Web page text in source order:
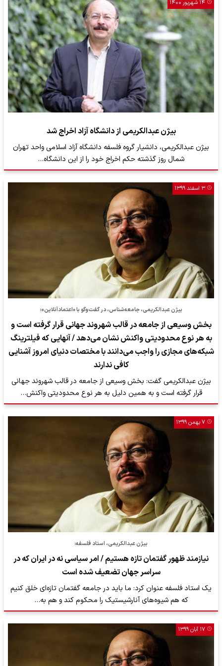
۱۴ شهریور ۱۴۰۰
بیژن عبدالکریمی از دانشگاه آزاد اخراج شد
بیژن عبدالکریمی، دانشیار گروه فلسفه دانشگاه آزاد اسلامی واحد تهران
شمال روز گذشته حکم اخراج خود را از این دانشگاه…
۳ اسفند ۱۳۹۹
بیژن عبدالکریمی، جامعه‌شناس، در گفت‌وگو با «اعتمادآنلاین»:
بخش وسیعی از جامعه در قالب شهروند جهانی قرار گرفته است و
به هر نوع محدودیتی واکنش نشان می‌دهد / آنهایی که فیلترینگ
شبکه‌های مجازی را واجب می‌دانند با مختصات دنیای امروز آشنایی
کافی ندارند
بیژن عبدالکریمی گفت: بخش وسیعی از جامعه در قالب شهروند جهانی
قرار گرفته است و به همین دلیل به هر نوع محدودیتی واکنش…
۷ بهمن ۱۳۹۹
بیژن عبدالکریمی، استاد فلسفه:
نیازمند ظهور گفتمان تازه هستیم / امر سیاسی نه در ایران که در
سراسر جهان تضعیف شده است
یک استاد فلسفه عنوان کرد: ما باید در جامعه گفتمان تازه‌ای خلق کنیم
که هم شیوه‌های آنارشیستیک را محکوم کند و هم به…
۱۷ آبان ۱۳۹۹